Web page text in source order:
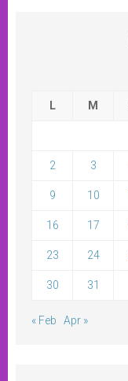
L M
2 3
9 10
16 17
23 24
30 31
« Feb Apr »